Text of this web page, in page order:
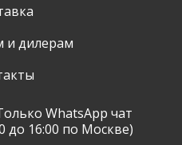
и дилерам
WhatsApp чат
до 16:00 по Москве)